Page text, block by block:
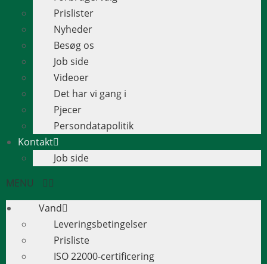
Prislister
Nyheder
Besøg os
Job side
Videoer
Det har vi gang i
Pjecer
Persondatapolitik
Kontakt
Job side
Vand
Leveringsbetingelser
Prisliste
ISO 22000-certificering